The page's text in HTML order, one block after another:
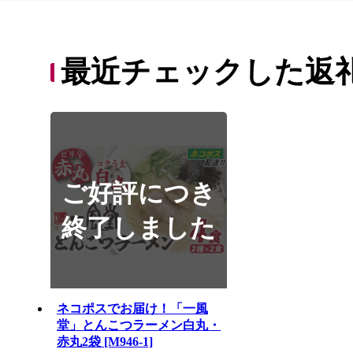
最近チェックした返
ご好評につき
終了しました
ネコポスでお届け！「一風
堂」とんこつラーメン白丸・
赤丸2袋 [M946-1]